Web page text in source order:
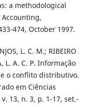
a methodological
474, October 1997.
L. C. M.; RIBEIRO
L. A. C. P. Informação
o conflito distributivo.
em Ciências
13, n. 3, p. 1-17, set.-